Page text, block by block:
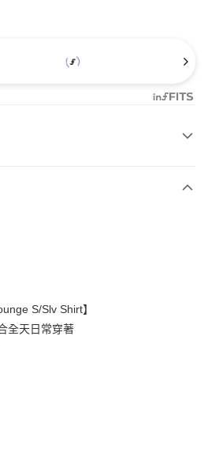
台北富邦商業銀行
兆豐國際商業銀行
S/Slv Shirt】
全天日常穿著